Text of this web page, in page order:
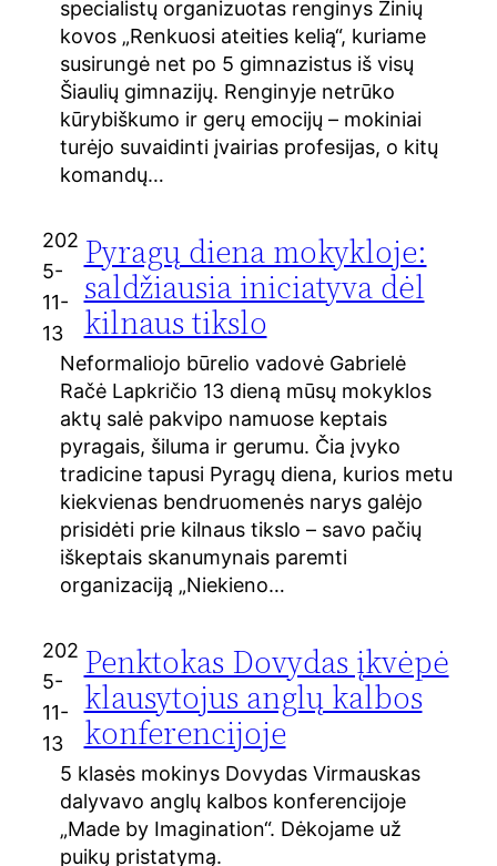
specialistų organizuotas renginys Žinių
kovos „Renkuosi ateities kelią“, kuriame
susirungė net po 5 gimnazistus iš visų
Šiaulių gimnazijų. Renginyje netrūko
kūrybiškumo ir gerų emocijų – mokiniai
turėjo suvaidinti įvairias profesijas, o kitų
komandų…
202
5-
11-
13
Pyragų diena mokykloje:
saldžiausia iniciatyva dėl
kilnaus tikslo
Neformaliojo būrelio vadovė Gabrielė
Račė Lapkričio 13 dieną mūsų mokyklos
aktų salė pakvipo namuose keptais
pyragais, šiluma ir gerumu. Čia įvyko
tradicine tapusi Pyragų diena, kurios metu
kiekvienas bendruomenės narys galėjo
prisidėti prie kilnaus tikslo – savo pačių
iškeptais skanumynais paremti
organizaciją „Niekieno…
202
5-
11-
13
Penktokas Dovydas įkvėpė
klausytojus anglų kalbos
konferencijoje
5 klasės mokinys Dovydas Virmauskas
dalyvavo anglų kalbos konferencijoje
„Made by Imagination“. Dėkojame už
puikų pristatymą.